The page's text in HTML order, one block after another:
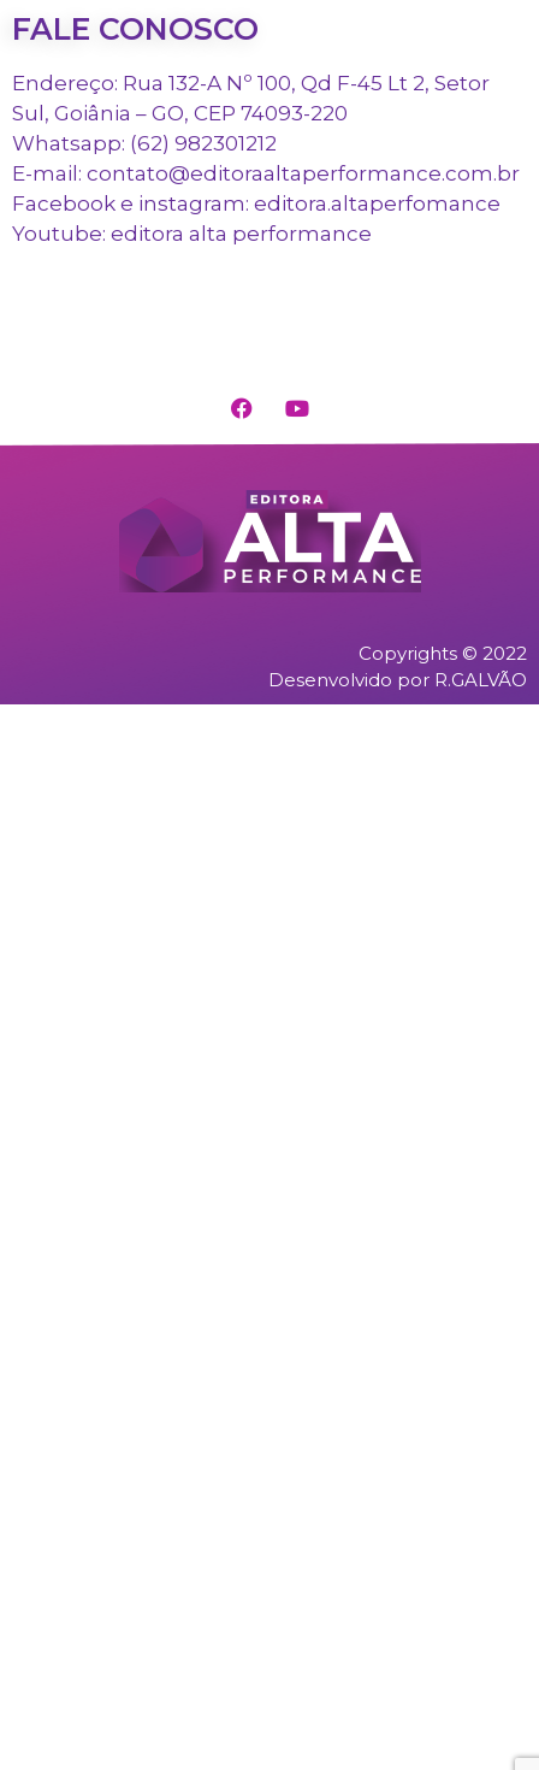
FALE CONOSCO
Endereço: Rua 132-A Nº 100, Qd F-45 Lt 2, Setor
Sul, Goiânia – GO, CEP 74093-220
Whatsapp: (62) 982301212
E-mail: contato@editoraaltaperformance.com.br
Facebook e instagram: editora.altaperfomance
Youtube: editora alta performance
Copyrights © 2022
Desenvolvido por R.GALVÃO